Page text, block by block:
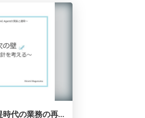
「AI⺠主化」次の壁~AI前提時代の業務の再設計を考える〜